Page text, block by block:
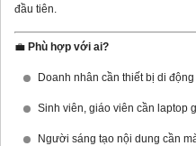
đầu tiên.
💼 Phù hợp với ai?
Doanh nhân cần thiết bị di
Sinh viên, giáo viên cần laptop
Người sáng tạo nội dung cần